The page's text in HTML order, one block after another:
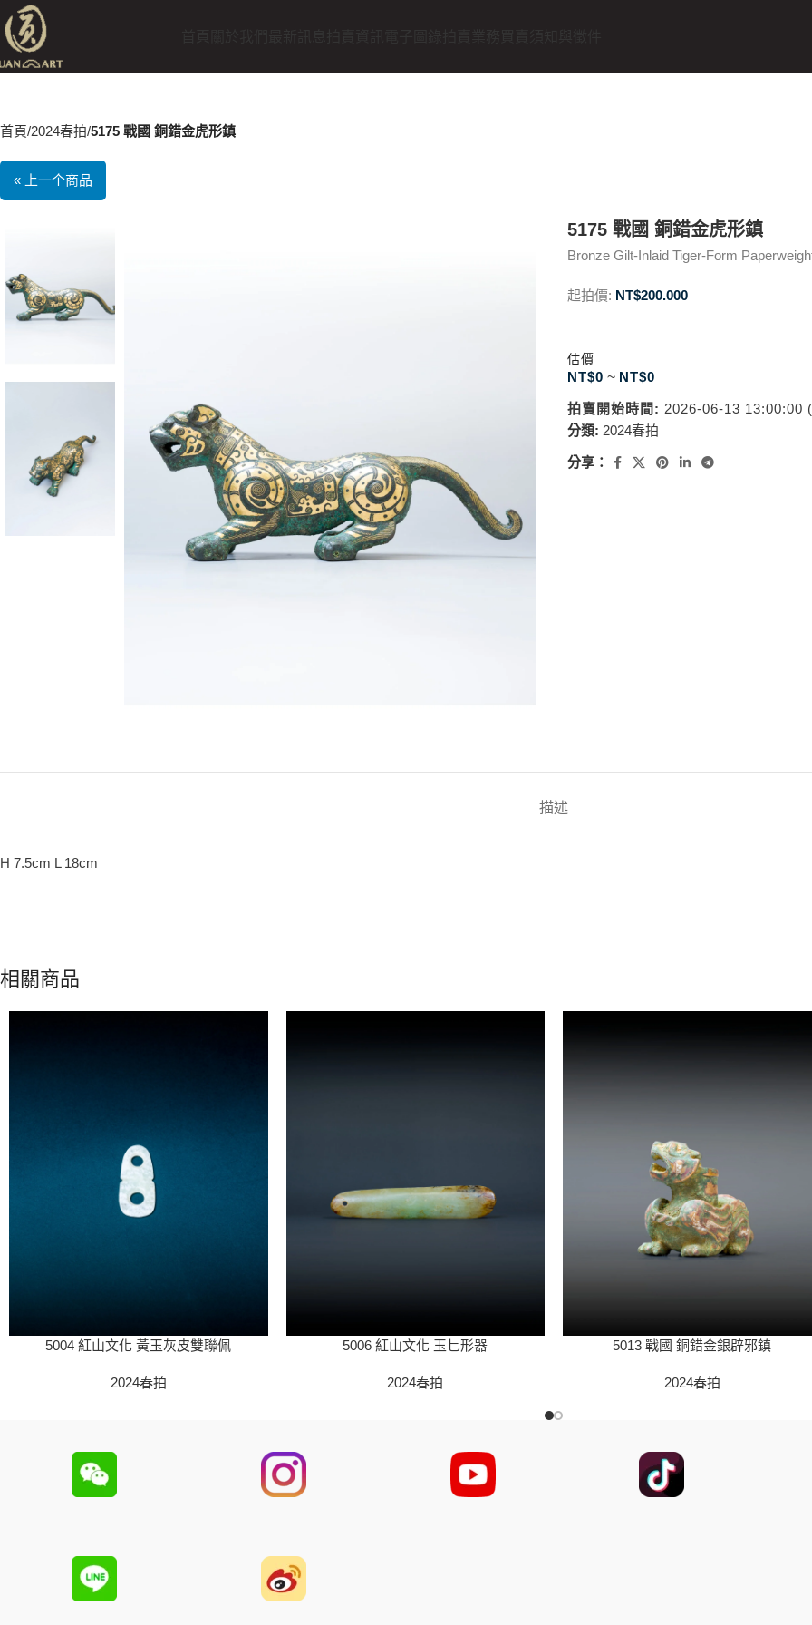
首頁 2024春拍 5175 戰國 銅錯金虎形鎮
« 上一个商品
5175 戰國 銅錯金虎形鎮
Bronze Gilt-Inlaid Tiger-Form
起拍價: NT$200.000
估價
NT$0 ~ NT$0
拍賣開始時間: 2026-06-13 13:00:00
分類: 2024春拍
分享：
描述
H 7.5cm L 18cm
相關商品
5004 紅山文化 黃玉灰皮雙聯佩
2024春拍
5006 紅山文化 玉匕形器
2024春拍
5013 戰國 銅錯金銀辟邪鎮
2024春拍